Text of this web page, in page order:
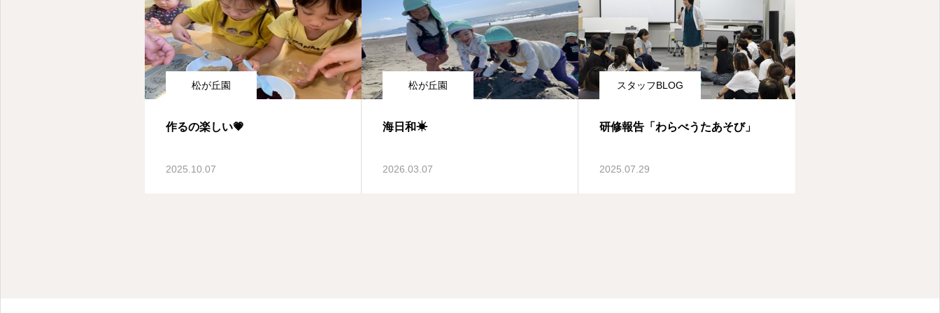
松が丘園
作るの楽しい💗
2025.10.07
松が丘園
海日和☀
2026.03.07
スタッフBLOG
研修報告「わらべうたあそび」
2025.07.29